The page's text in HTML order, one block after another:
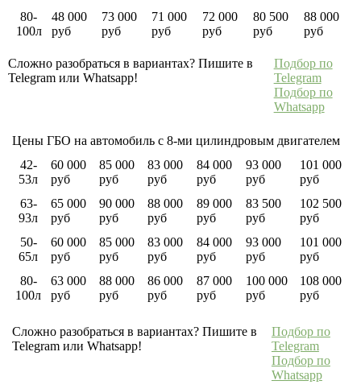
80-
100л
48 000
руб
73 000
руб
71 000
руб
72 000
руб
80 500
руб
88 000
руб
Сложно разобраться в вариантах? Пишите в
Telegram или Whatsapp!
Подбор по
Telegram
Подбор по
Whatsapp
Цены ГБО на автомобиль с 8-ми цилиндровым двигателем
42-
53л
60 000
руб
85 000
руб
83 000
руб
84 000
руб
93 000
руб
101 000
руб
63-
93л
65 000
руб
90 000
руб
88 000
руб
89 000
руб
83 500
руб
102 500
руб
50-
65л
60 000
руб
85 000
руб
83 000
руб
84 000
руб
93 000
руб
101 000
руб
80-
100л
63 000
руб
88 000
руб
86 000
руб
87 000
руб
100 000
руб
108 000
руб
Сложно разобраться в вариантах? Пишите в
Telegram или Whatsapp!
Подбор по
Telegram
Подбор по
Whatsapp